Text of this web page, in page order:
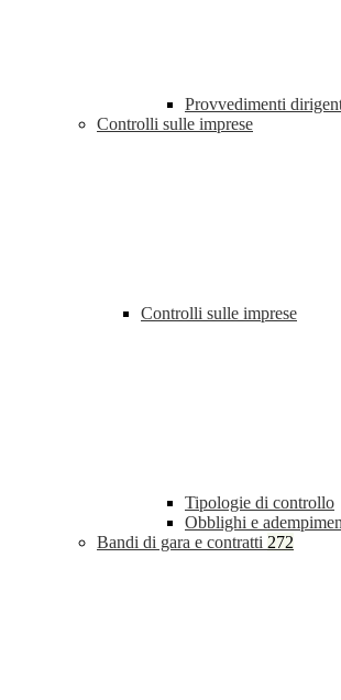
Provvedimenti
Controlli sulle imprese
Controlli sulle imprese
Tipologie di controllo
Obblighi e
Bandi di gara e contratti 272